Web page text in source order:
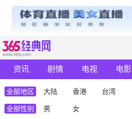
资讯 剧情 电视 电影
全部地区 大陆 香港 台湾
全部性别 男 女